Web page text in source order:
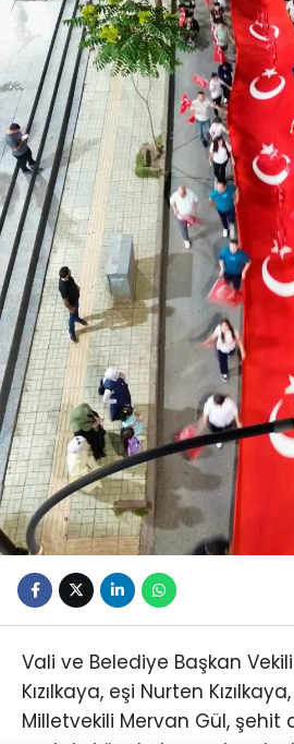
Vali ve Belediye Başkan
Kızılkaya, eşi Nurten
Milletvekili Mervan Gül, şehit